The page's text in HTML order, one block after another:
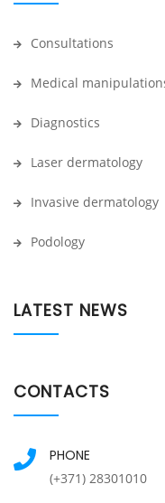
Consultations
Medical
Diagnostics
Laser dermatology
Invasive dermatology
Podology
LATEST NEWS
CONTACTS
PHONE
(+371) 28301010